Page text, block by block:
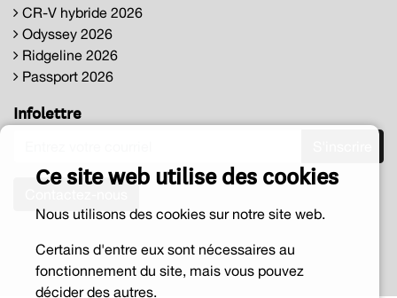
CR-V hybride 2026
Odyssey 2026
Ridgeline 2026
Passport 2026
Infolettre
Ce site web utilise des cookies
Nous utilisons des cookies sur notre site web.
Certains d'entre eux sont nécessaires au
fonctionnement du site, mais vous pouvez
décider des autres.